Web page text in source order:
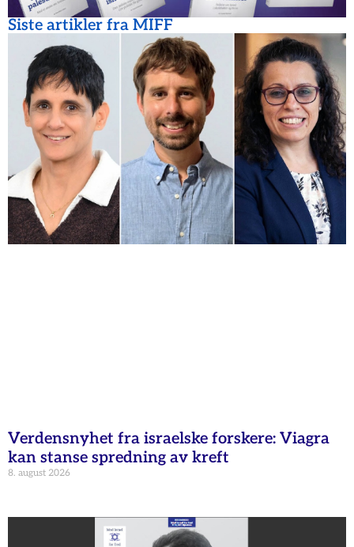
Siste artikler fra MIFF
Verdensnyhet fra israelske forskere: Viagra
kan stanse spredning av kreft
8. august 2026